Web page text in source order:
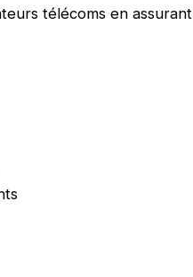
télécoms en assurant